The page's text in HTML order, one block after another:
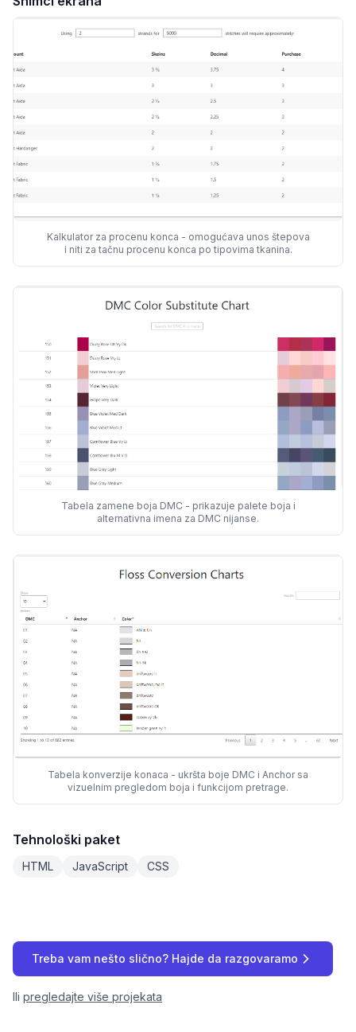
Kalkulator za procenu konca - omogućava unos štepova
i niti za tačnu procenu konca po tipovima tkanina.
Tabela zamene boja DMC - prikazuje palete boja i
alternativna imena za DMC nijanse.
Tabela konverzije konaca - ukršta boje DMC i Anchor sa
vizuelnim pregledom boja i funkcijom pretrage.
Tehnološki paket
HTML JavaScript CSS
Treba vam nešto slično? Hajde da razgovaramo
Ili pregledajte više projekata